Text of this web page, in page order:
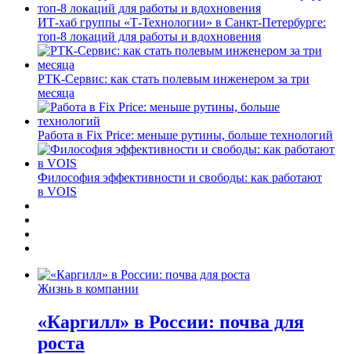
ИТ-хаб группы «Т-Технологии» в Санкт-Петербурге:
топ-8 локаций для работы и вдохновения
РТК-Сервис: как стать полевым инженером за три
месяца
Работа в Fix Price: меньше рутины, больше технологий
Философия эффективности и свободы: как работают
в VOIS
Жизнь в компании
«Каргилл» в России: почва для
роста